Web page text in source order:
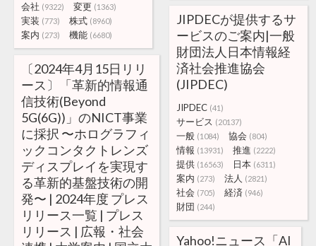
会社 (9322) 変更 (1363)
実装 (773) 株式 (8960)
案内 (273) 機能 (6680)
JIPDECが提供するサ
ービスのご案内|一般
財団法人日本情報経
済社会推進協会
(JIPDEC)
JIPDEC (41)
サービス (20137)
一般 (1084) 協会 (804)
情報 (13931) 推進 (2222)
提供 (16563) 日本 (6311)
案内 (273) 法人 (2821)
社会 (705) 経済 (946)
財団 (244)
〔2024年4月15日リリ
ース〕「革新的情報通
信技術(Beyond
5G(6G))」のNICT事業
に採択 〜ホログラフィ
ックコンタクトレンズ
ディスプレイを実現す
る革新的基盤技術の開
発〜 | 2024年度 プレス
リリース一覧 | プレス
リリース | 広報・社会
Yahoo!ニュース「AI